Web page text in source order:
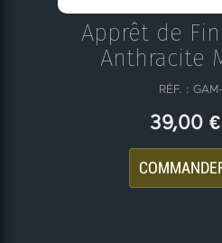
Apprêt de
Anthracite
RÉF. :
39,00 €